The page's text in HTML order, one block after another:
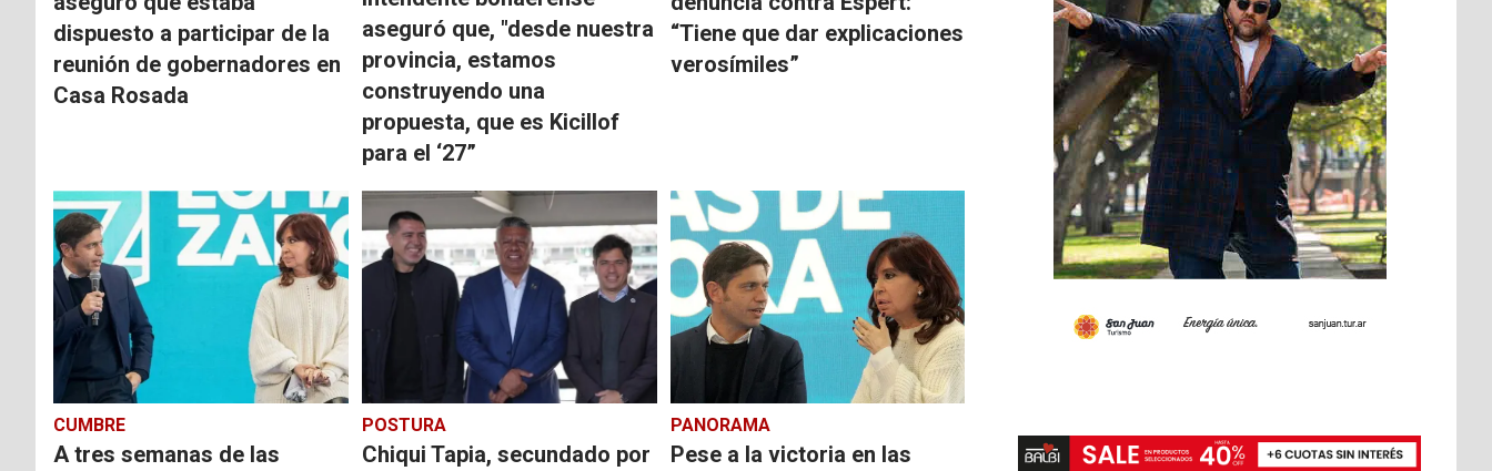
dispuesto a participar de la
reunión de gobernadores en
Casa Rosada
aseguró que, "desde nuestra
provincia, estamos
construyendo una
propuesta, que es Kicillof
para el ‘27”
“Tiene que dar explicaciones
verosímiles”
CUMBRE
A tres semanas de las
POSTURA
Chiqui Tapia, secundado por
PANORAMA
Pese a la victoria en las